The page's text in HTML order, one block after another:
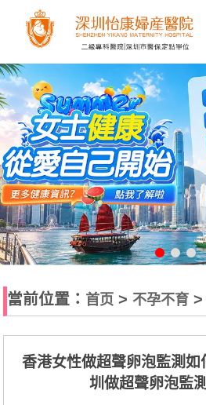
當前位置： 首页 > 不孕不育 >
香港女性做超聲卵泡監測
圳做超聲卵泡監